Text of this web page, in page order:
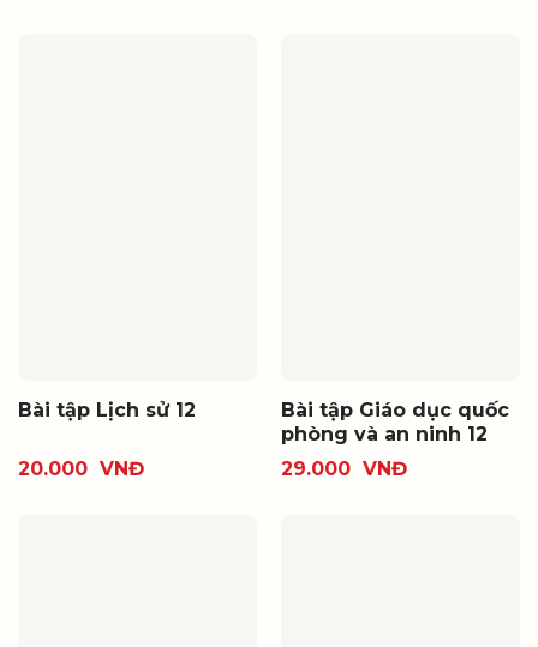
Bài tập Lịch sử 12
20.000 VNĐ
Bài tập Giáo dục quốc
phòng và an ninh 12
29.000 VNĐ